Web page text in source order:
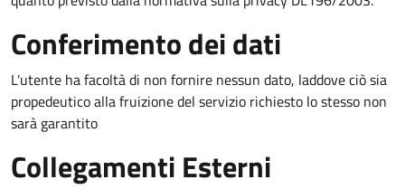
Conferimento dei dati
L'utente ha facoltà di non fornire nessun dato, laddove ciò sia
propedeutico alla fruizione del servizio richiesto lo stesso non
sarà garantito
Collegamenti Esterni